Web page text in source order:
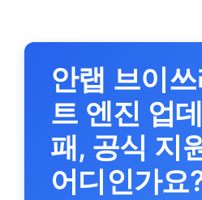
안랩 브이
트 엔진 업
패, 공식 지
어디인가요